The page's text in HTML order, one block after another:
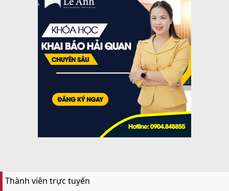
Thành viên trực tuyến